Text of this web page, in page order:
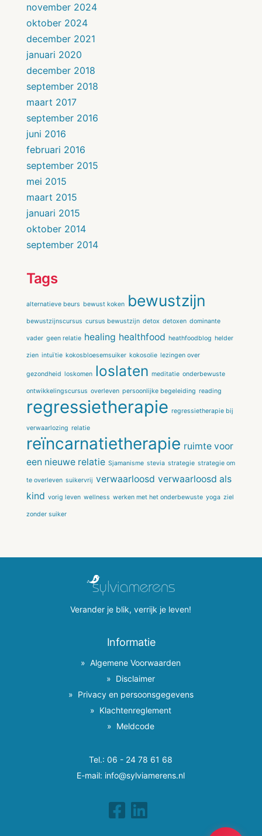
november 2024
oktober 2024
december 2021
januari 2020
december 2018
september 2018
maart 2017
september 2016
juni 2016
februari 2016
september 2015
mei 2015
maart 2015
januari 2015
oktober 2014
september 2014
Tags
alternatieve beurs bewust koken bewustzijn
bewustzijnscursus cursus bewustzijn detox detoxen dominante
vader geen relatie healing healthfood heathfoodblog helder
zien intuïtie kokosbloesemsuiker kokosolie lezingen over
gezondheid loskomen loslaten meditatie onderbewuste
ontwikkelingscursus overleven persoonlijke begeleiding reading
regressietherapie regressietherapie bij
verwaarlozing relatie
reïncarnatietherapie ruimte voor
een nieuwe relatie Sjamanisme stevia strategie strategie om
te overleven suikervrij verwaarloosd verwaarloosd als
kind vorig leven wellness werken met het onderbewuste yoga ziel
zonder suiker
Verander je blik, verrijk je leven!
Informatie
Algemene Voorwaarden
Disclaimer
Privacy en persoonsgegevens
Klachtenreglement
Meldcode
Tel.:06 - 24 78 61 68
E-mail: info@sylviamerens.nl